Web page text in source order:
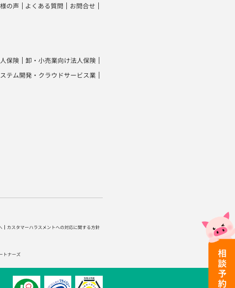
の声 よくある質問
お問合せ
保険
卸・小売業向け法人保険
テム開発・クラウドサービス業
カスタマーハラスメントへの対応に関する方針
トナーズ